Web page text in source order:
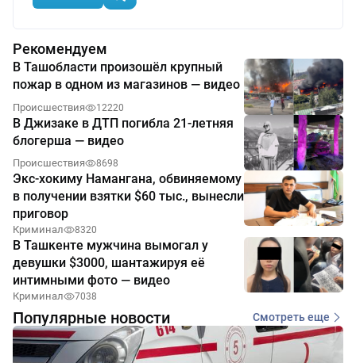
Рекомендуем
В Ташобласти произошёл крупный
пожар в одном из магазинов — видео
Происшествия 12220
В Джизаке в ДТП погибла 21-летняя
блогерша — видео
Происшествия 8698
Экс-хокиму Намангана, обвиняемому
в получении взятки $60 тыс., вынесли
приговор
Криминал 8320
В Ташкенте мужчина вымогал у
девушки $3000, шантажируя её
интимными фото — видео
Криминал 7038
Популярные новости Смотреть еще